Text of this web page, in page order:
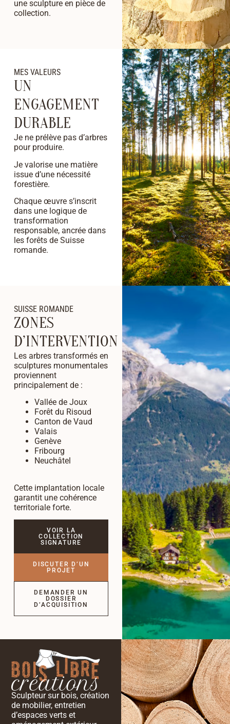
une sculpture en pièce de
collection.
MES VALEURS
UN
ENGAGEMENT
DURABLE
Je ne prélève pas d’arbres
pour produire.
Je valorise une matière
issue d’une nécessité
forestière.
Chaque œuvre s’inscrit
dans une logique de
transformation
responsable, ancrée dans
les forêts de Suisse
romande.
SUISSE ROMANDE
ZONES
D’INTERVENTION
Les arbres transformés en
sculptures monumentales
proviennent
principalement de :
Vallée de Joux
Forêt du Risoud
Canton de Vaud
Valais
Genève
Fribourg
Neuchâtel
Cette implantation locale
garantit une cohérence
territoriale forte.
VOIR LA
COLLECTION
SIGNATURE
DISCUTER D’UN
PROJET
DEMANDER UN
DOSSIER
D’ACQUISITION
Sculpteur sur bois, création
de mobilier, entretien
d’espaces verts et